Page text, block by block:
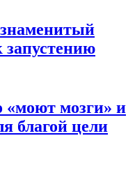
«моют мозги» и
благой цели